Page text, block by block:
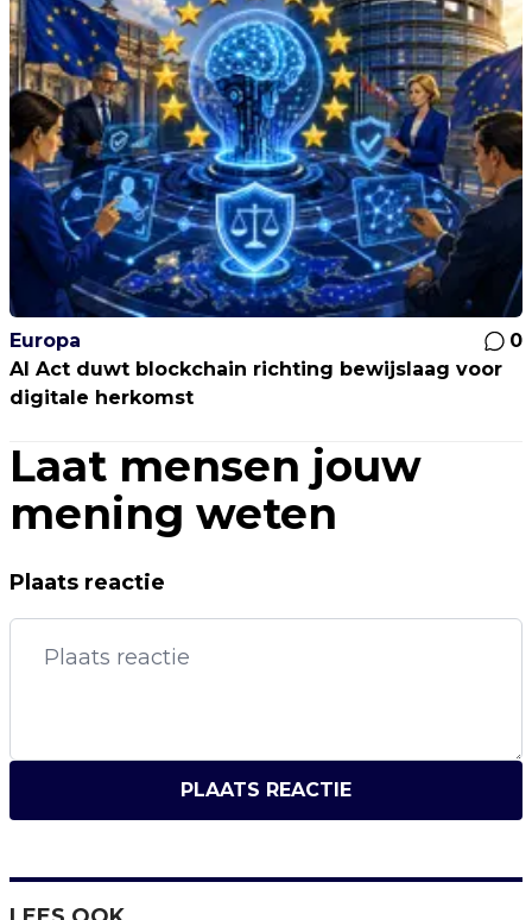
Europa
0
AI Act duwt blockchain richting bewijslaag voor
digitale herkomst
Laat mensen jouw
mening weten
Plaats reactie
PLAATS REACTIE